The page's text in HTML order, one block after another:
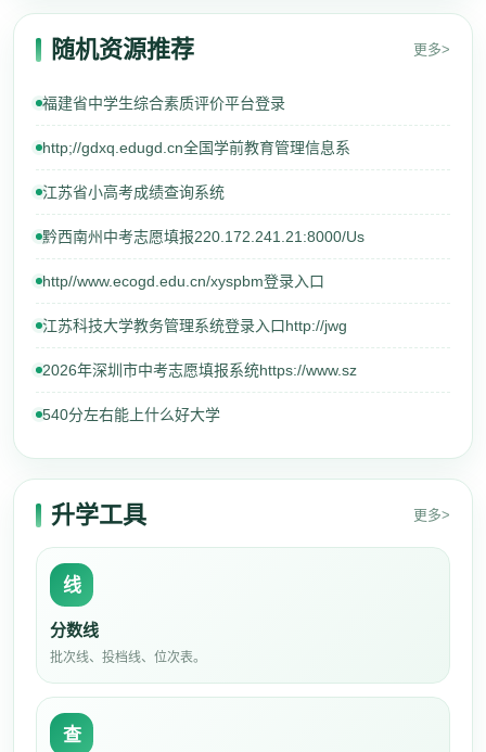
随机资源推荐 更多>
福建省中学生综合素质评价平台登录
http;//gdxq.edugd.cn全国学前教育管理信息系
江苏省小高考成绩查询系统
黔西南州中考志愿填报220.172.241.21:8000/Us
http//www.ecogd.edu.cn/xyspbm登录入口
江苏科技大学教务管理系统登录入口http://jwg
2026年深圳市中考志愿填报系统https://www.sz
540分左右能上什么好大学
升学工具 更多>
线
分数线
批次线、投档线、位次表。
查